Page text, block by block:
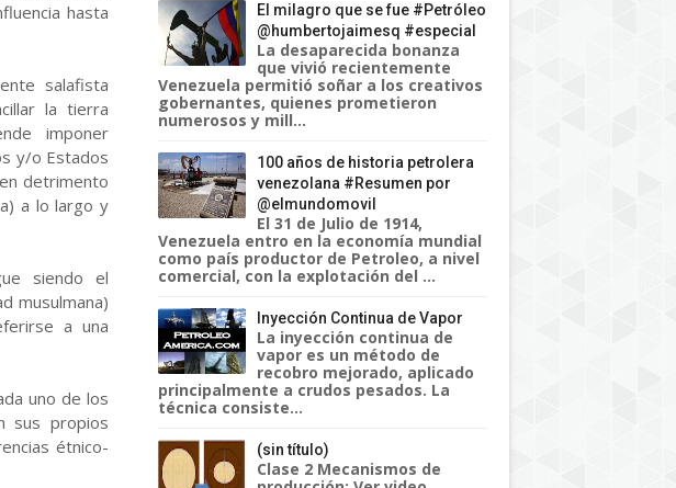
hasta
salafista
la tierra
imponer
y/o Estados
detrimento
a lo largo y
siendo el
musulmana)
a una
uno de los
sus propios
étnico-
El milagro que se fue #Petróleo
@humbertojaimesq #especial
La desaparecida bonanza
que vivió recientemente
Venezuela permitió soñar a los creativos
gobernantes, quienes prometieron
numerosos y mill...
100 años de historia petrolera
venezolana #Resumen por
@elmundomovil
El 31 de Julio de 1914,
Venezuela entro en la economía mundial
como país productor de Petroleo, a nivel
comercial, con la explotación del ...
Inyección Continua de Vapor
La inyección continua de
vapor es un método de
recobro mejorado, aplicado
principalmente a crudos pesados. La
técnica consiste...
(sin título)
Clase 2 Mecanismos de